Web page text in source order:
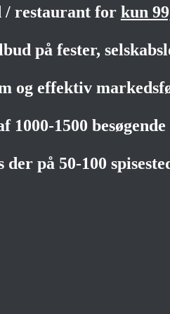
/ restaurant for kun
på fester,
og effektiv
1000-1500
der på 50-100